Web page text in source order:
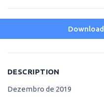
Download
DESCRIPTION
Dezembro de 2019